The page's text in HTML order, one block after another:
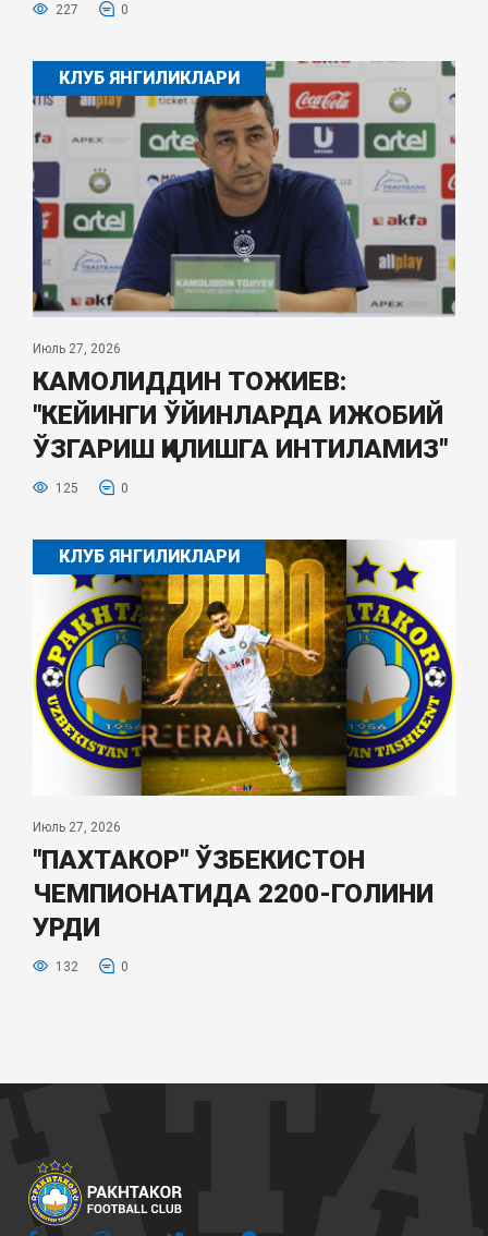
227 0
КЛУБ ЯНГИЛИКЛАРИ
Июль 27, 2026
КАМОЛИДДИН ТОЖИЕВ:
"КЕЙИНГИ ЎЙИНЛАРДА ИЖОБИЙ
ЎЗГАРИШ ҚИЛИШГА ИНТИЛАМИЗ"
125 0
КЛУБ ЯНГИЛИКЛАРИ
Июль 27, 2026
"ПАХТАКОР" ЎЗБЕКИСТОН
ЧЕМПИОНАТИДА 2200-ГОЛИНИ
УРДИ
132 0